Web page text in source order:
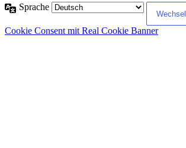
Sprache
Cookie Consent mit Real Cookie Banner